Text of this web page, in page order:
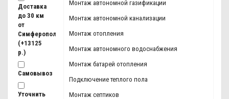
Монтаж автономной газификации
Монтаж автономной канализации
Монтаж отопления
Монтаж автономного водоснабжения
Монтаж батарей отопления
Подключение теплого пола
Монтаж септиков
Доставка
до 30 км
от
Симферополя
(+13125
р.)
Самовывоз
Уточнить